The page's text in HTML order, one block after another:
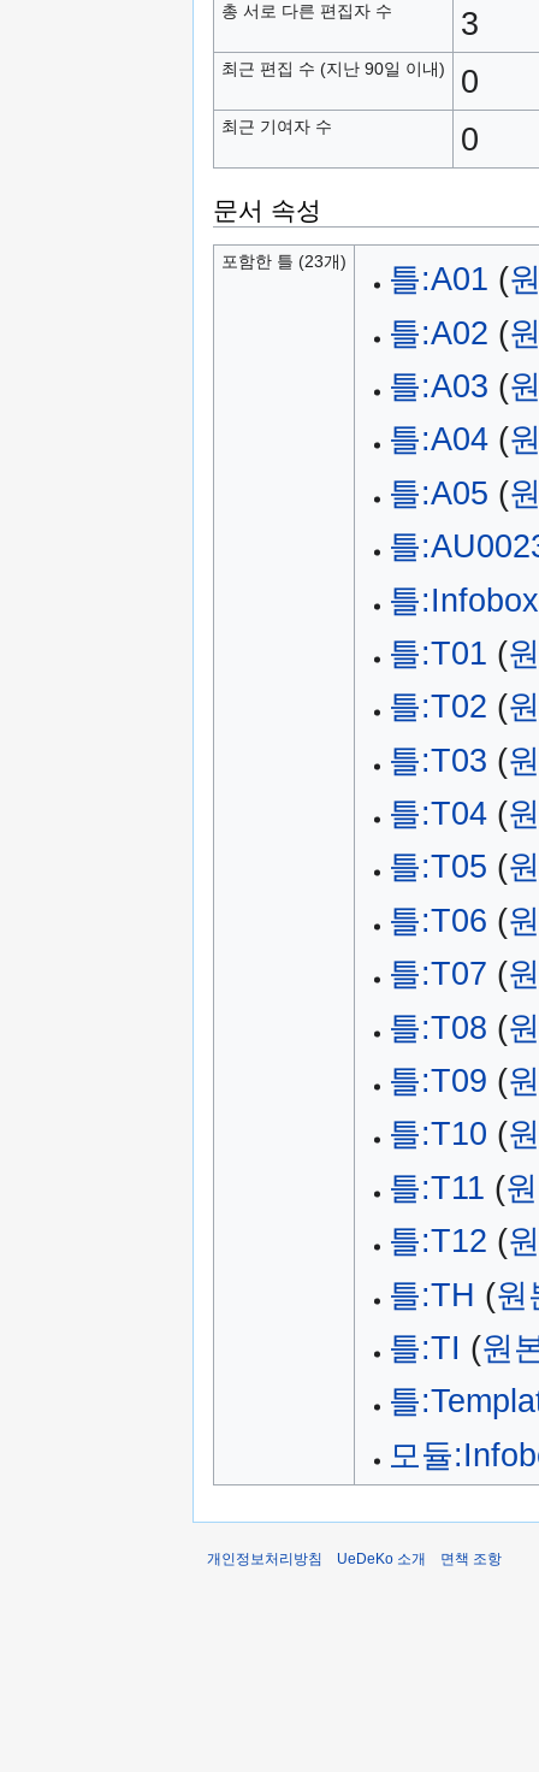
총 서로 다른 편집자 수 3
최근 편집 수 (지난 90일 이내) 0
최근 기여자 수 0
문서 속성
포함한 틀 (23개) 틀:A01 (
틀:A02 (
틀:A03 (
틀:A04(
틀:A05 (
틀
틀:Infobox
틀:T01 (
틀:T02 (
틀:T03 (
틀:T04(
틀:T05 (
틀:T06 (
틀:T07 (
틀:T08 (
틀:T09 (
틀:T10 (
틀:T11 (
틀:T12 (
틀:TH (원
틀:TI (원
틀
모듈
개인정보처리방침 UeDeKo 소개 면책 조항